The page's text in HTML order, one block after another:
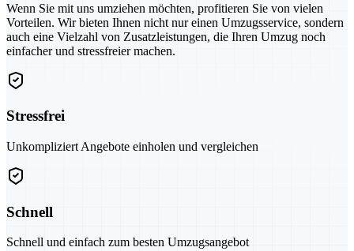
Wenn Sie mit uns umziehen möchten, profitieren Sie von vielen
Vorteilen. Wir bieten Ihnen nicht nur einen Umzugsservice, sondern
auch eine Vielzahl von Zusatzleistungen, die Ihren Umzug noch
einfacher und stressfreier machen.
Stressfrei
Unkompliziert Angebote einholen und vergleichen
Schnell
Schnell und einfach zum besten Umzugsangebot